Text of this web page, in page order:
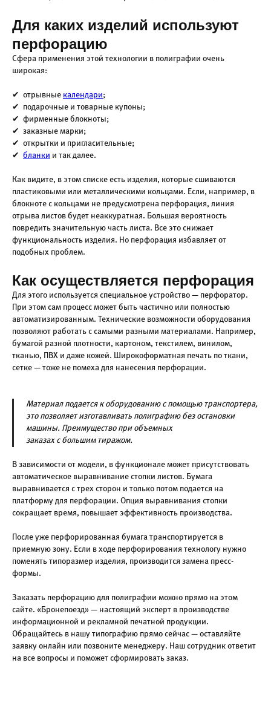
Для каких изделий используют
перфорацию
Сфера применения этой технологии в полиграфии очень
широкая:
✔ отрывные календари;
✔ подарочные и товарные купоны;
✔ фирменные блокноты;
✔ заказные марки;
✔ открытки и пригласительные;
✔ бланки и так далее.
Как видите, в этом списке есть изделия, которые сшиваются
пластиковыми или металлическими кольцами. Если, например, в
блокноте с кольцами не предусмотрена перфорация, линия
отрыва листов будет неаккуратная. Большая вероятность
повредить значительную часть листа. Все это снижает
функциональность изделия. Но перфорация избавляет от
подобных проблем.
Как осуществляется перфорация
Для этого используется специальное устройство — перфоратор.
При этом сам процесс может быть частично или полностью
автоматизированным. Технические возможности оборудования
позволяют работать с самыми разными материалами. Например,
бумагой разной плотности, картоном, текстилем, винилом,
тканью, ПВХ и даже кожей. Широкоформатная печать по ткани,
сетке — тоже не помеха для нанесения перфорации.
Материал подается к оборудованию с помощью транспортера,
это позволяет изготавливать полиграфию без остановки
машины. Преимущество при объемных
заказах с большим тиражом.
В зависимости от модели, в функционале может присутствовать
автоматическое выравнивание стопки листов. Бумага
выравнивается с трех сторон и только потом подается на
платформу для перфорации. Опция выравнивания стопки
сокращает время, повышает эффективность производства.
После уже перфорированная бумага транспортируется в
приемную зону. Если в ходе перфорирования технологу нужно
поменять типоразмер изделия, производится замена пресс-
формы.
Заказать перфорацию для полиграфии можно прямо на этом
сайте. «Бронепоезд» — настоящий эксперт в производстве
информационной и рекламной печатной продукции.
Обращайтесь в нашу типографию прямо сейчас — оставляйте
заявку онлайн или позвоните менеджеру. Наш сотрудник ответит
на все вопросы и поможет сформировать заказ.